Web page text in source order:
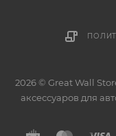
2026 © Great Wall
аксессуаров для